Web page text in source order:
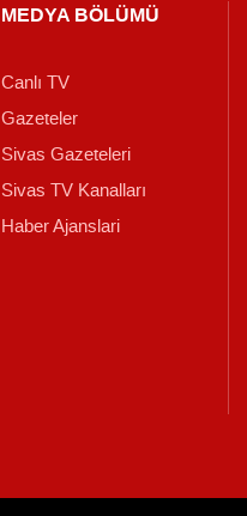
MEDYA BÖLÜMÜ
Canlı TV
Gazeteler
Sivas Gazeteleri
Sivas TV Kanalları
Haber Ajanslari